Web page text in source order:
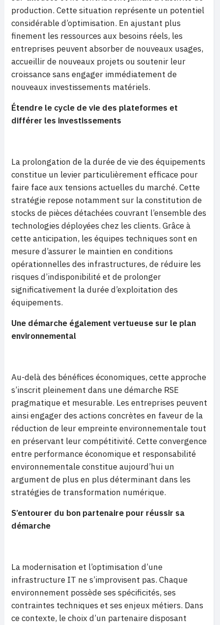
production. Cette situation représente un potentiel
considérable d’optimisation. En ajustant plus
finement les ressources aux besoins réels, les
entreprises peuvent absorber de nouveaux usages,
accueillir de nouveaux projets ou soutenir leur
croissance sans engager immédiatement de
nouveaux investissements matériels.
Étendre le cycle de vie des plateformes et
différer les investissements
La prolongation de la durée de vie des équipements
constitue un levier particulièrement efficace pour
faire face aux tensions actuelles du marché. Cette
stratégie repose notamment sur la constitution de
stocks de pièces détachées couvrant l’ensemble des
technologies déployées chez les clients. Grâce à
cette anticipation, les équipes techniques sont en
mesure d’assurer le maintien en conditions
opérationnelles des infrastructures, de réduire les
risques d’indisponibilité et de prolonger
significativement la durée d’exploitation des
équipements.
Une démarche également vertueuse sur le plan
environnemental
Au-delà des bénéfices économiques, cette approche
s’inscrit pleinement dans une démarche RSE
pragmatique et mesurable. Les entreprises peuvent
ainsi engager des actions concrètes en faveur de la
réduction de leur empreinte environnementale tout
en préservant leur compétitivité. Cette convergence
entre performance économique et responsabilité
environnementale constitue aujourd’hui un
argument de plus en plus déterminant dans les
stratégies de transformation numérique.
S’entourer du bon partenaire pour réussir sa
démarche
La modernisation et l’optimisation d’une
infrastructure IT ne s’improvisent pas. Chaque
environnement possède ses spécificités, ses
contraintes techniques et ses enjeux métiers. Dans
ce contexte, le choix d’un partenaire disposant